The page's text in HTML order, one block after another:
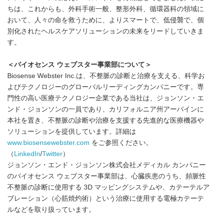
ちは、これからも、外科手術一般、整形外科、循環器科の領域に
おいて、人々の命を救うために、よりスマートで、低侵襲で、個
別化されたヘルスケアソリューションの未来をリードしていきま
す。
＜バイオセンス ウェブスター事業部について＞
Biosense Webster Inc.は、不整脈の診断と治療を支える、科学お
よびテクノロジーのグローバルリーディングカンパニーです。専
門性の高い医療テクノロジー企業である当社は、ジョンソン・エ
ンド・ジョンソンの一員であり、カリフォルニア州アーバインに
本社を置き、不整脈の診断や治療を支援する先進的な医療機器や
ソリューションを提供しています。詳細は
www.biosensewebster.com をご参照ください。
（ LinkedIn/Twitter）
ジョンソン・エンド・ジョンソン株式会社メディカル カンパニー
のバイオセンス ウェブスター事業部は、心臓疾患のうち、頻脈性
不整脈の診断に使用する 3D マッピングシステムや、カテーテルア
ブレーション（心筋焼灼術）という治療に使用する電極カテーテ
ルなどを取り扱っています。